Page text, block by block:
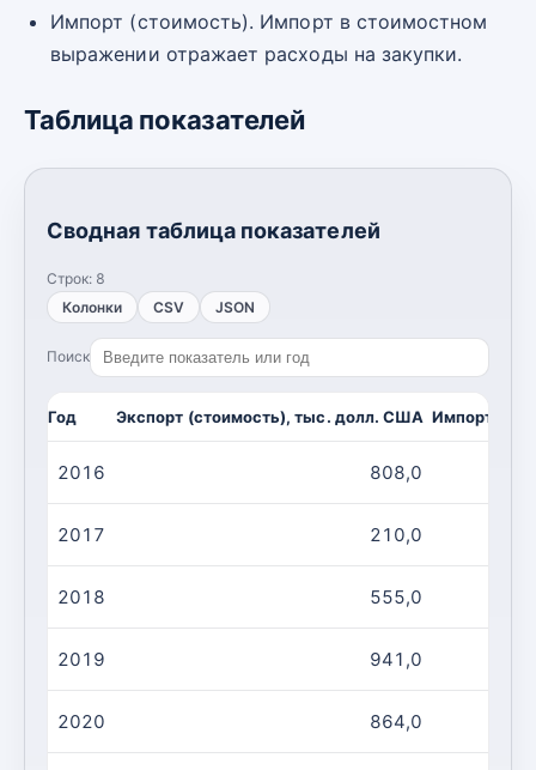
Импорт (стоимость). Импорт в стоимостном
выражении отражает расходы на закупки.
Таблица показателей
Сводная таблица показателей
Строк: 8
Колонки
CSV JSON
Поиск
Год Экспорт (стоимость), тыс. долл. США Импорт
2016 808,0
2017 210,0
2018 555,0
2019 941,0
2020 864,0